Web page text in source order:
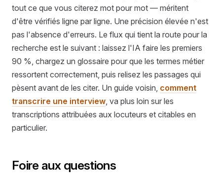
tout ce que vous citerez mot pour mot — méritent
d'être vérifiés ligne par ligne. Une précision élevée n'est
pas l'absence d'erreurs. Le flux qui tient la route pour la
recherche est le suivant : laissez l'IA faire les premiers
90 %, chargez un glossaire pour que les termes métier
ressortent correctement, puis relisez les passages qui
pèsent avant de les citer. Un guide voisin, comment
transcrire une interview , va plus loin sur les
transcriptions attribuées aux locuteurs et citables en
particulier.
Foire aux questions